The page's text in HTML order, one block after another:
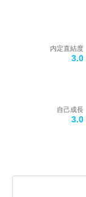
自己成長
3.0
内定直結度
3.0